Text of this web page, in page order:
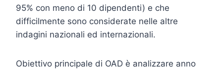
95% con meno di 10 dipendenti) e che
difficilmente sono considerate nelle altre
indagini nazionali ed internazionali.
Obiettivo principale di OAD è analizzare anno